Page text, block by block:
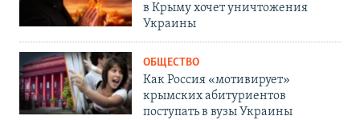
в Крыму хочет уничтожения
Украины
ОБЩЕСТВО
Как Россия «мотивирует»
крымских абитуриентов
поступать в вузы Украины